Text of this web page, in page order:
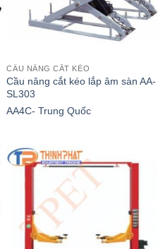
CẦU NÂNG CẮT KÉO
Cầu nâng cắt kéo lắp âm sàn AA-
SL303
AA4C- Trung Quốc